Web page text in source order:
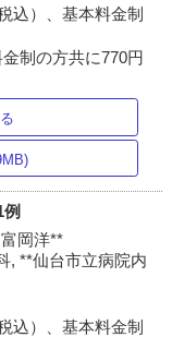
込）、基本料金制
制の方共に770円
岡洋**
, **仙台市立病院内
込）、基本料金制